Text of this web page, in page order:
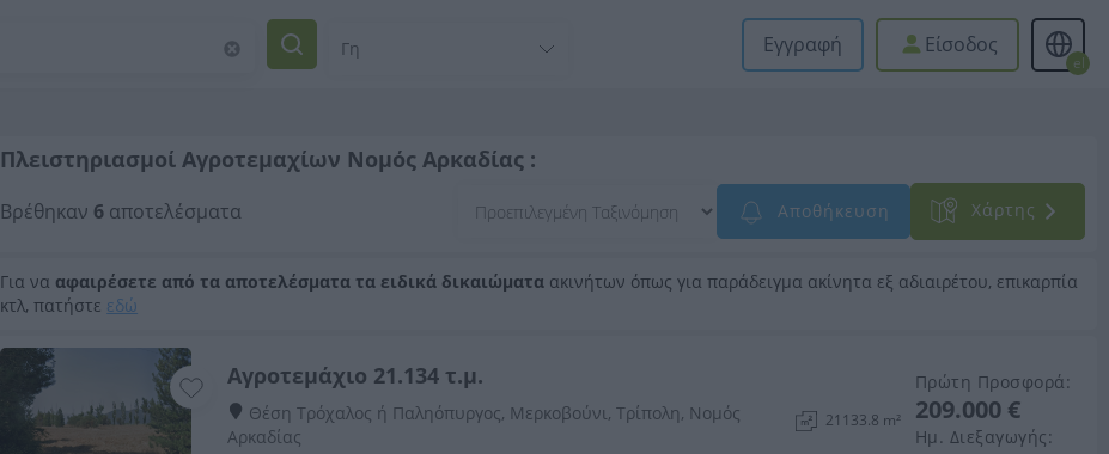
Εγγραφή Είσοδος
el
Πλειστηριασμοί Αγροτεμαχίων Νομός Αρκαδίας :
Βρέθηκαν 6 αποτελέσματα Αποθήκευση Xάρτης
Για να αφαιρέσετε από τα αποτελέσματα τα ειδικά δικαιώματα ακινήτων όπως για παράδειγμα ακίνητα εξ αδιαιρέτου, επικαρπία
κτλ, πατήστε εδώ
Αγροτεμάχιο 21.134 τ.μ.
Θέση Τρόχαλος ή Παληόπυργος, Μερκοβούνι, Τρίπολη, Νομός
Αρκαδίας
21133.8 m²
Πρώτη Προσφορά:
209.000 €
Ημ. Διεξαγωγής: